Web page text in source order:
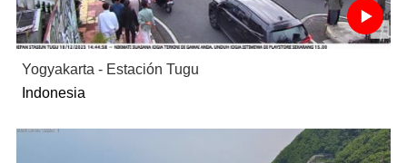
Yogyakarta - Estación Tugu
Indonesia